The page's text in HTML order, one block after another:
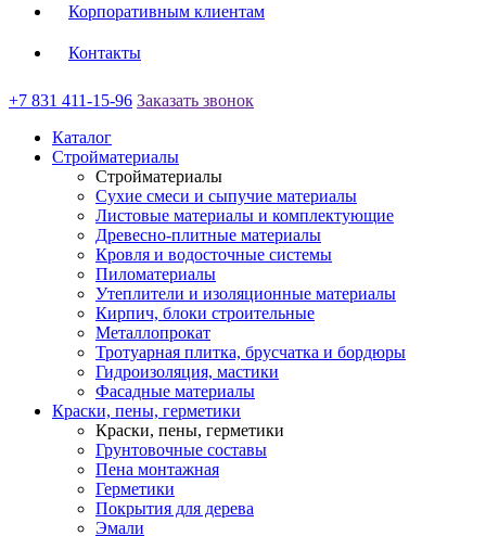
Корпоративным клиентам
Контакты
+7 831 411-15-96 Заказать звонок
Каталог
Стройматериалы
Стройматериалы
Сухие смеси и сыпучие материалы
Листовые материалы и комплектующие
Древесно-плитные материалы
Кровля и водосточные системы
Пиломатериалы
Утеплители и изоляционные материалы
Кирпич, блоки строительные
Металлопрокат
Тротуарная плитка, брусчатка и бордюры
Гидроизоляция, мастики
Фасадные материалы
Краски, пены, герметики
Краски, пены, герметики
Грунтовочные составы
Пена монтажная
Герметики
Покрытия для дерева
Эмали